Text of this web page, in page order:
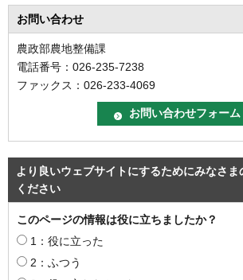
お問い合わせ
農政部農地整備課
電話番号：026-235-7238
ファックス：026-233-4069
より良いウェブサイトにするためにみなさ
ください
このページの情報は役に立ちましたか？
1：役に立った
2：ふつう